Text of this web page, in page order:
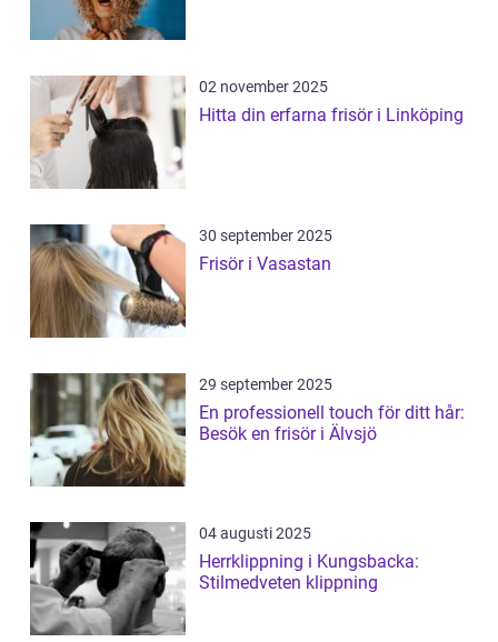
02 november 2025
Hitta din erfarna frisör i Linköping
30 september 2025
Frisör i Vasastan
29 september 2025
En professionell touch för ditt hår:
Besök en frisör i Älvsjö
04 augusti 2025
Herrklippning i Kungsbacka:
Stilmedveten klippning